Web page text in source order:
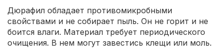
Дюрафил обладает противомикробными
свойствами и не собирает пыль. Он не горит и не
боится влаги. Материал требует периодического
очищения. В нем могут завестись клещи или моль.